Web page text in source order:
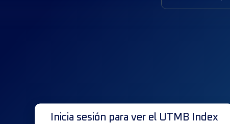
Inicia sesión para ver el UTMB Index